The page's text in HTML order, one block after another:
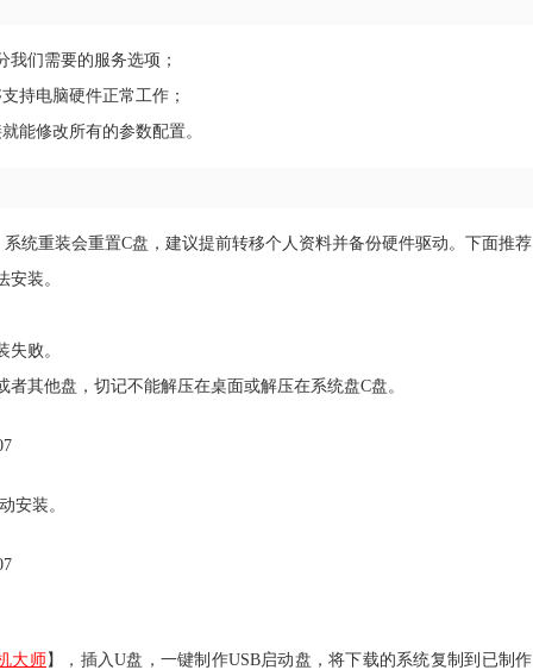
我们需要的服务选项；
持电脑硬件正常工作；
能修改所有的参数配置。
统重装会重置C盘，建议提前转移个人资料并备份硬件驱动。下面推荐
装。
败。
其他盘，切记不能解压在桌面或解压在系统盘C盘。
安装。
大师 】，插入U盘，一键制作USB启动盘，将下载的系统复制到已制作